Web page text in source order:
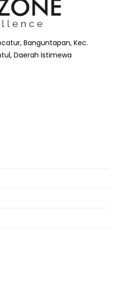
Banguntapan, Kec.
Daerah Istimewa